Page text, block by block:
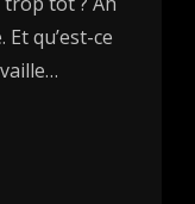
qu’est-ce